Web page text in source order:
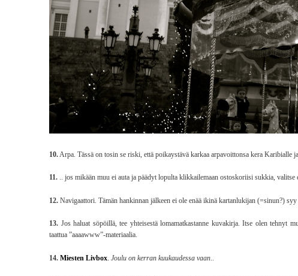
10. Arpa. Tässä on tosin se riski, että poikaystävä karkaa arpavoittonsa kera
11. .. jos mikään muu ei auta ja päädyt lopulta klikkailemaan ostoskoriisi sukkia, valitse
12. Navigaattori. Tämän hankinnan jälkeen ei ole enää ikinä kartanlukijan (=sinun?) syy
13. Jos haluat söpöillä, tee yhteisestä lomamatkastanne kuvakirja. Itse olen tehnyt
taattua ”aaaawww”-materiaalia.
14. Miesten Livbox Joulu on kerran kuukaudessa vaan